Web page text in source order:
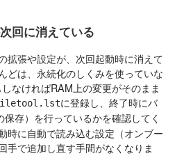
回に消えている
拡張や設定が、次回起動時に消えて
どは、永続化のしくみを使っていな
なければRAM上の変更がそのまま
に登録し、終了時にバ
保存）を行っているかを確認してく
時に自動で読み込む設定（オンブー
手で追加し直す手間がなくなりま